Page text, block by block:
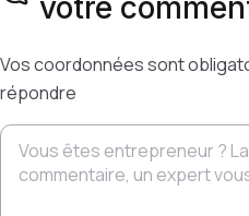
votre
Vos coordonnées sont
répondre